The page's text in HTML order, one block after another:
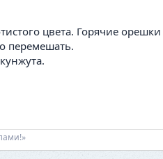
цвета. Горячие
перемешать.